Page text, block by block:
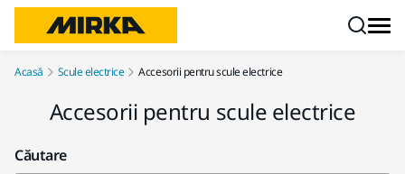
Acasă Scule electrice Accesorii pentru scule electrice
Accesorii pentru scule electrice
Căutare